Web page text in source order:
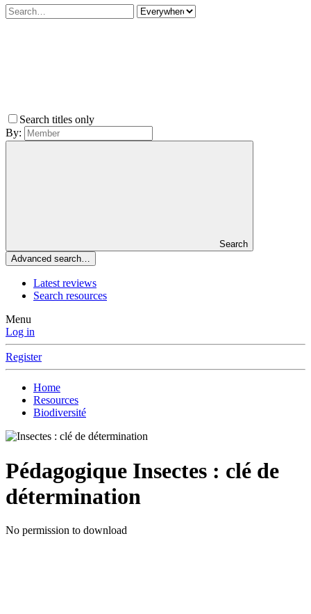
Search titles only
By:
Search
Advanced search…
Latest reviews
Search resources
Menu
Log in
Register
Home
Resources
Biodiversité
Pédagogique Insectes : clé de
détermination
No permission to download